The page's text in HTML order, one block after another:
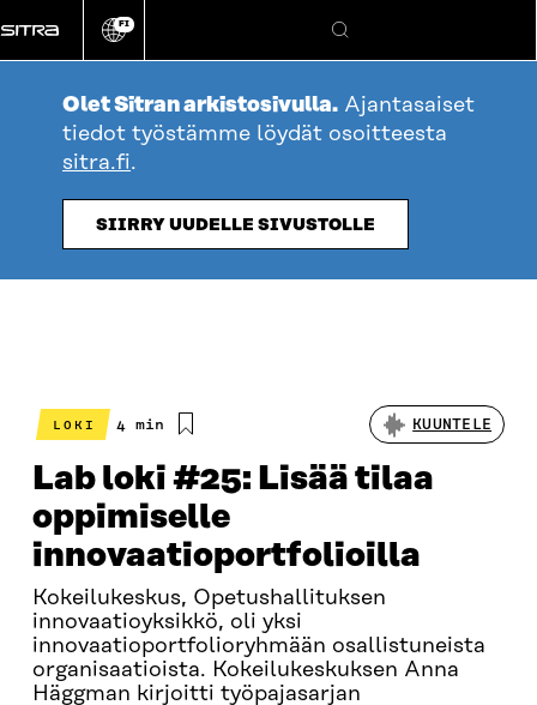
suoraan
sisältöön
Vaihda
kieli
FI
Hae
Olet Sitran arkistosivulla. Ajantasaiset
tiedot työstämme löydät osoitteesta
sitra.fi.
SIIRRY UUDELLE SIVUSTOLLE
LOKI
Arvioitu
4 min KUUNTELE
Lab loki #25: Lisää tilaa
oppimiselle
innovaatioportfolioilla
Kokeilukeskus, Opetushallituksen
innovaatioyksikkö, oli yksi
innovaatioportfolioryhmään osallistuneista
organisaatioista. Kokeilukeskuksen Anna
Häggman kirjoitti työpajasarjan